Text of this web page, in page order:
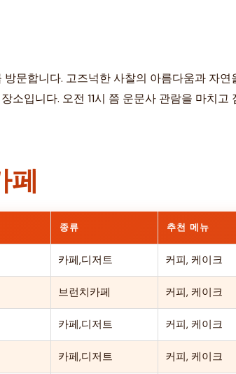
방문합니다. 고즈넉한 사찰의 아름다움과 자
소입니다. 오전 11시 쯤 운문사 관람을 마치고
페
종류 추천 메뉴
카페,디저트 커피, 케이크
브런치카페 커피, 케이크
카페,디저트 커피, 케이크
카페,디저트 커피, 케이크